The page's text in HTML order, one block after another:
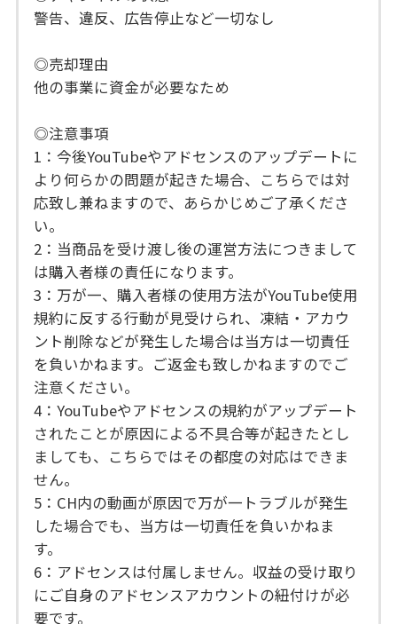
警告、違反、広告停止など一切なし
◎売却理由
他の事業に資金が必要なため
◎注意事項
1：今後YouTubeやアドセンスのアップデートに
より何らかの問題が起きた場合、こちらでは対
応致し兼ねますので、あらかじめご了承くださ
い。
2：当商品を受け渡し後の運営方法につきまして
は購入者様の責任になります。
3：万が一、購入者様の使用方法がYouTube使用
規約に反する行動が見受けられ、凍結・アカウ
ント削除などが発生した場合は当方は一切責任
を負いかねます。ご返金も致しかねますのでご
注意ください。
4：YouTubeやアドセンスの規約がアップデート
されたことが原因による不具合等が起きたとし
ましても、こちらではその都度の対応はできま
せん。
5：CH内の動画が原因で万が一トラブルが発生
した場合でも、当方は一切責任を負いかねま
す。
6：アドセンスは付属しません。収益の受け取り
にご自身のアドセンスアカウントの紐付けが必
要です。